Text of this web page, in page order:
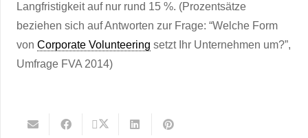
Langfristigkeit auf nur rund 15 %. (Prozentsätze
beziehen sich auf Antworten zur Frage: “Welche Form
von Corporate Volunteering setzt Ihr Unternehmen um?”,
Umfrage FVA 2014)